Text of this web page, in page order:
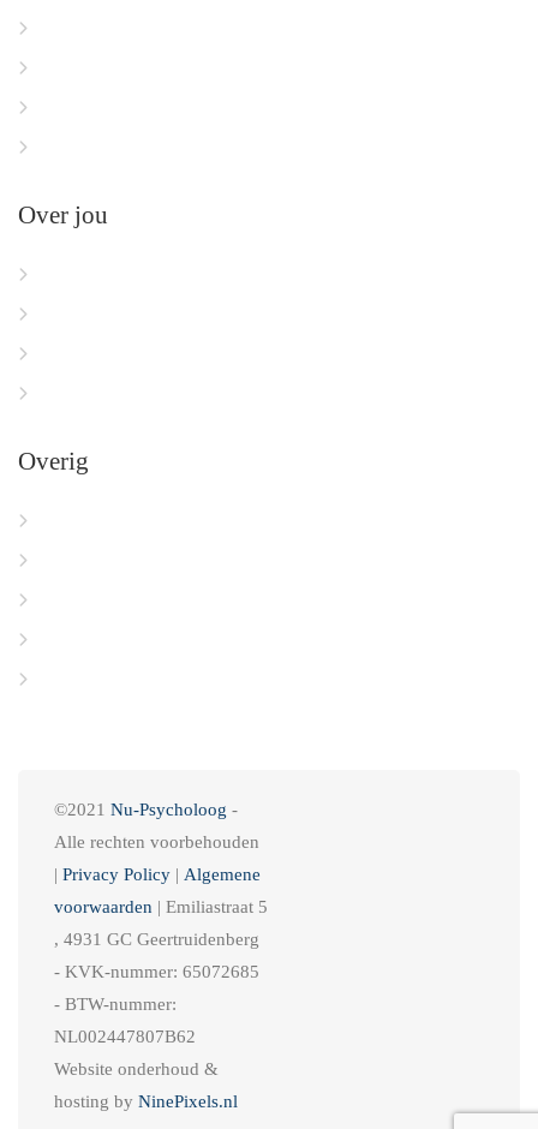
Over jou
Overig
©2021 Nu-Psycholoog -
Alle rechten voorbehouden
| Privacy Policy | Algemene
voorwaarden | Emiliastraat 5
, 4931 GC Geertruidenberg
- KVK-nummer: 65072685
- BTW-nummer:
NL002447807B62
Website onderhoud &
hosting by NinePixels.nl